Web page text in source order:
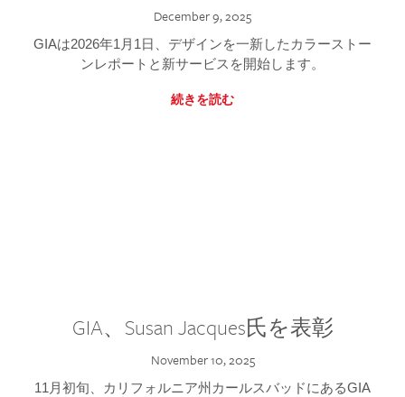
December 9, 2025
GIAは2026年1月1日、デザインを一新したカラーストー
ンレポートと新サービスを開始します。
続きを読む
GIA、Susan Jacques氏を表彰
November 10, 2025
11月初旬、カリフォルニア州カールスバッドにあるGIA